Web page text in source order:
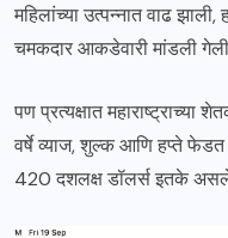
महिलांच्या उत्पन्नात वाढ
चमकदार आकडेवारी मांडली
पण प्रत्यक्षात
वर्षे व्याज, शुल्क आणि हप्ते
420 दशलक्ष डॉलर्स इतके असले